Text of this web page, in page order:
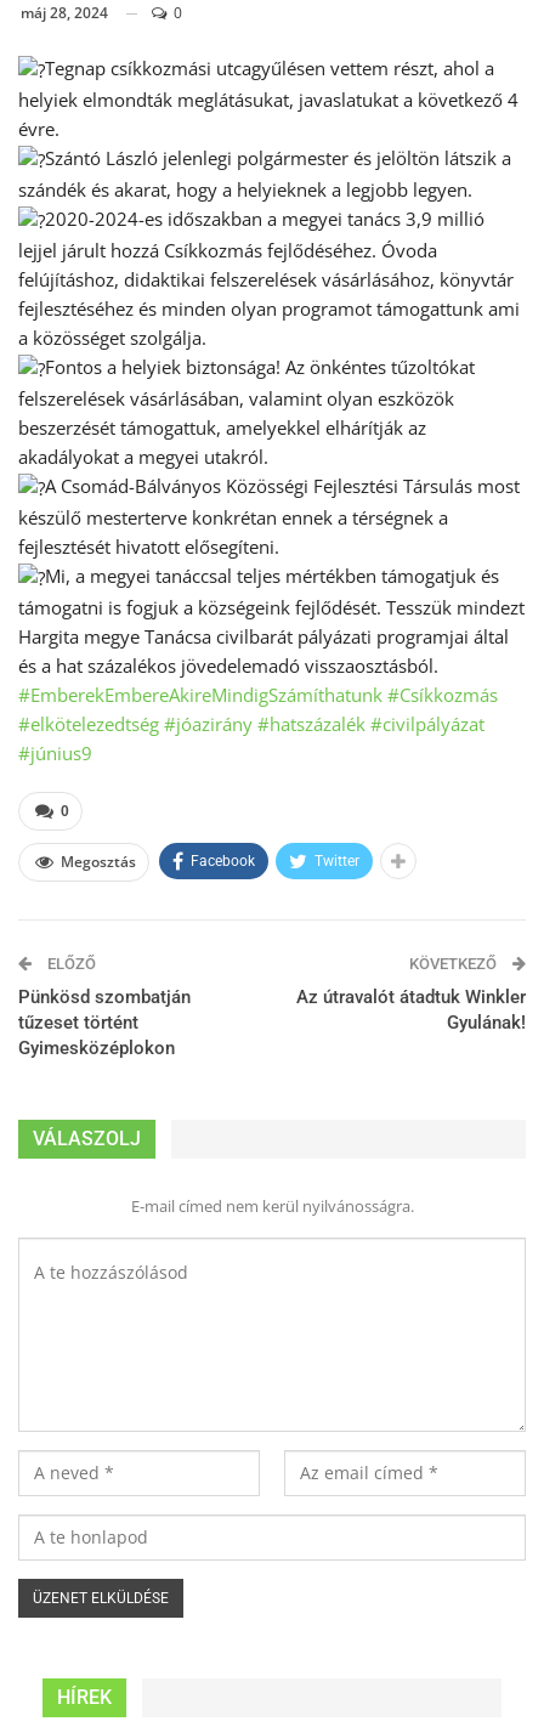
máj 28, 2024 0
Tegnap csíkkozmási utcagyűlésen vettem részt, ahol a
helyiek elmondták meglátásukat, javaslatukat a következő 4
évre.
Szántó László jelenlegi polgármester és jelöltön látszik a
szándék és akarat, hogy a helyieknek a legjobb legyen.
2020-2024-es időszakban a megyei tanács 3,9 millió
lejjel járult hozzá Csíkkozmás fejlődéséhez. Óvoda
felújításhoz, didaktikai felszerelések vásárlásához, könyvtár
fejlesztéséhez és minden olyan programot támogattunk ami
a közösséget szolgálja.
Fontos a helyiek biztonsága! Az önkéntes tűzoltókat
felszerelések vásárlásában, valamint olyan eszközök
beszerzését támogattuk, amelyekkel elhárítják az
akadályokat a megyei utakról.
A Csomád-Bálványos Közösségi Fejlesztési Társulás most
készülő mesterterve konkrétan ennek a térségnek a
fejlesztését hivatott elősegíteni.
Mi, a megyei tanáccsal teljes mértékben támogatjuk és
támogatni is fogjuk a községeink fejlődését. Tesszük mindezt
Hargita megye Tanácsa civilbarát pályázati programjai által
és a hat százalékos jövedelemadó visszaosztásból.
#EmberekEmbereAkireMindigSzámíthatunk #Csíkkozmás
#elkötelezedtség #jóazirány #hatszázalék #civilpályázat
#június9
0
Megosztás Facebook Twitter
ELŐZŐ
Pünkösd szombatján
tűzeset történt
Gyimesközéplokon
KÖVETKEZŐ
Az útravalót átadtuk Winkler
Gyulának!
VÁLASZOLJ
E-mail címed nem kerül nyilvánosságra.
HÍREK